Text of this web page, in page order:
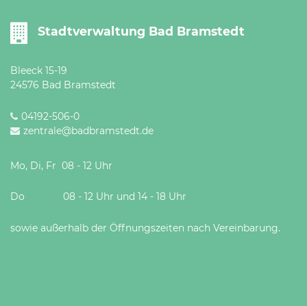
nach
Vereinbarung.
Stadtverwaltung Bad Bramstedt
Bleeck 15-19
24576 Bad Bramstedt
04192-506-0
zentrale@badbramstedt.de
Mo, Di, Fr 08 - 12 Uhr
Do 08 - 12 Uhr und 14 - 18 Uhr
sowie außerhalb der Öffnungszeiten nach Vereinbarung.